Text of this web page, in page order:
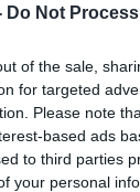
Do Not
of the sale,
for targeted
Please note
based ads
to third parties
your personal
Adobe
Adobe